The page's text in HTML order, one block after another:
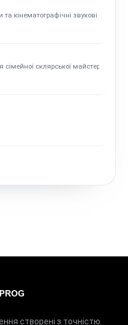
та кінематографічні звукові
склярської майстерні
створені з точністю.